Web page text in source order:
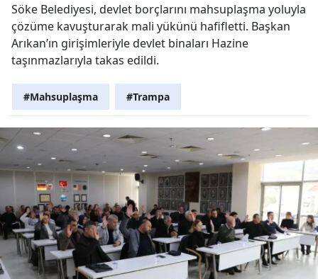
Söke Belediyesi, devlet borçlarını mahsuplaşma yoluyla
çözüme kavuşturarak mali yükünü hafifletti. Başkan
Arıkan’ın girişimleriyle devlet binaları Hazine
taşınmazlarıyla takas edildi.
#Mahsuplaşma #Trampa